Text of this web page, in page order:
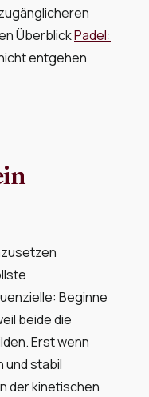
ÜberblickPadel:
entgehen
Beginne
beide die
Erst wenn
und stabil
der kinetischen